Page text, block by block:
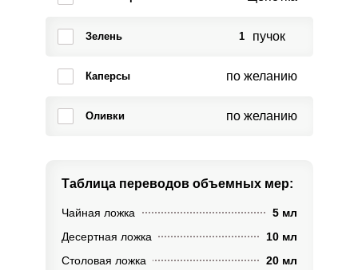
Зелень 1 пучок
Каперсы по желанию
Оливки по желанию
Таблица переводов объемных мер:
Чайная ложка
5 мл
Десертная ложка
10 мл
Столовая ложка
20 мл